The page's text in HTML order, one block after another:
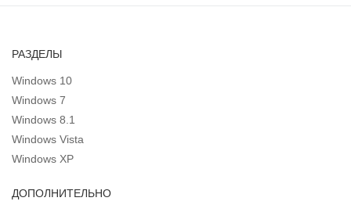
РАЗДЕЛЫ
Windows 10
Windows 7
Windows 8.1
Windows Vista
Windows XP
ДОПОЛНИТЕЛЬНО